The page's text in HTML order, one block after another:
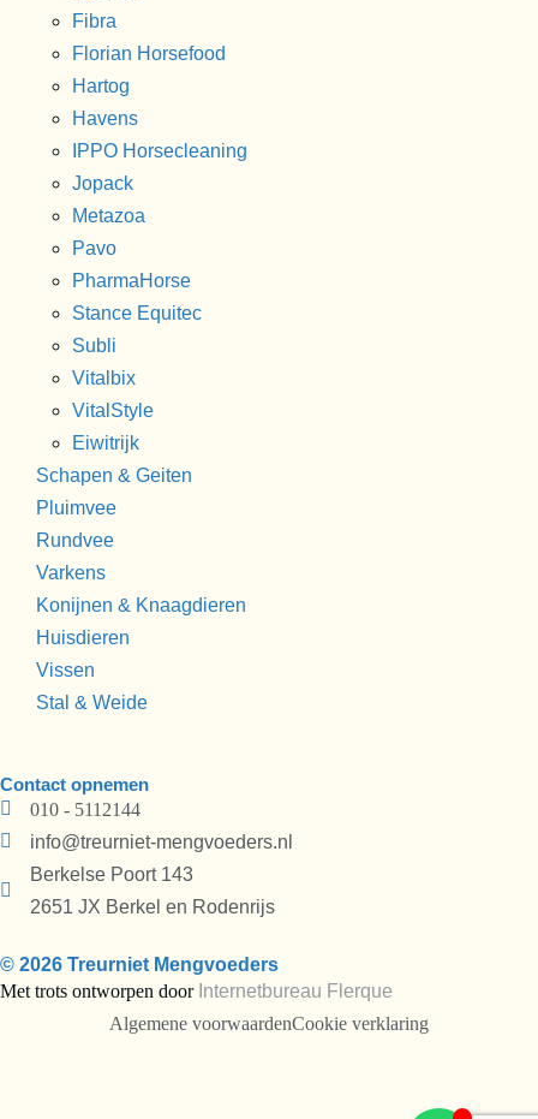
Fibra
Florian Horsefood
Hartog
Havens
IPPO Horsecleaning
Jopack
Metazoa
Pavo
PharmaHorse
Stance Equitec
Subli
Vitalbix
VitalStyle
Eiwitrijk
Schapen & Geiten
Pluimvee
Rundvee
Varkens
Konijnen & Knaagdieren
Huisdieren
Vissen
Stal & Weide
Contact opnemen
010 - 5112144
info@treurniet-mengvoeders.nl
Berkelse Poort 143
2651 JX Berkel en Rodenrijs
© 2026 Treurniet Mengvoeders
Met trots ontworpen door Internetbureau Flerque
Algemene voorwaardenCookie verklaring